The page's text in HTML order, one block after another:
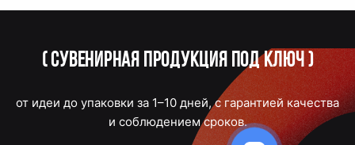
(Сувенирная продукция под ключ)
от идеи до упаковки за 1–10 дней, с гарантией качества
и соблюдением сроков.